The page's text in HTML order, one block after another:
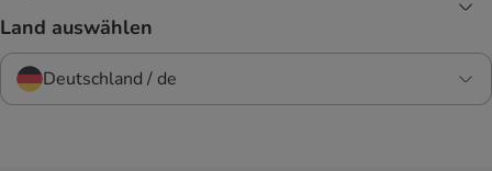
Land auswählen
Deutschland / de